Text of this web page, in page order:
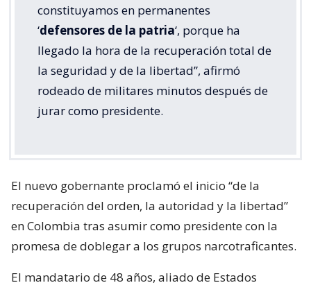
constituyamos en permanentes
‘defensores de la patria‘, porque ha
llegado la hora de la recuperación total de
la seguridad y de la libertad”, afirmó
rodeado de militares minutos después de
jurar como presidente.
El nuevo gobernante proclamó el inicio “de la
recuperación del orden, la autoridad y la libertad”
en Colombia tras asumir como presidente con la
promesa de doblegar a los grupos narcotraficantes.
El mandatario de 48 años, aliado de Estados